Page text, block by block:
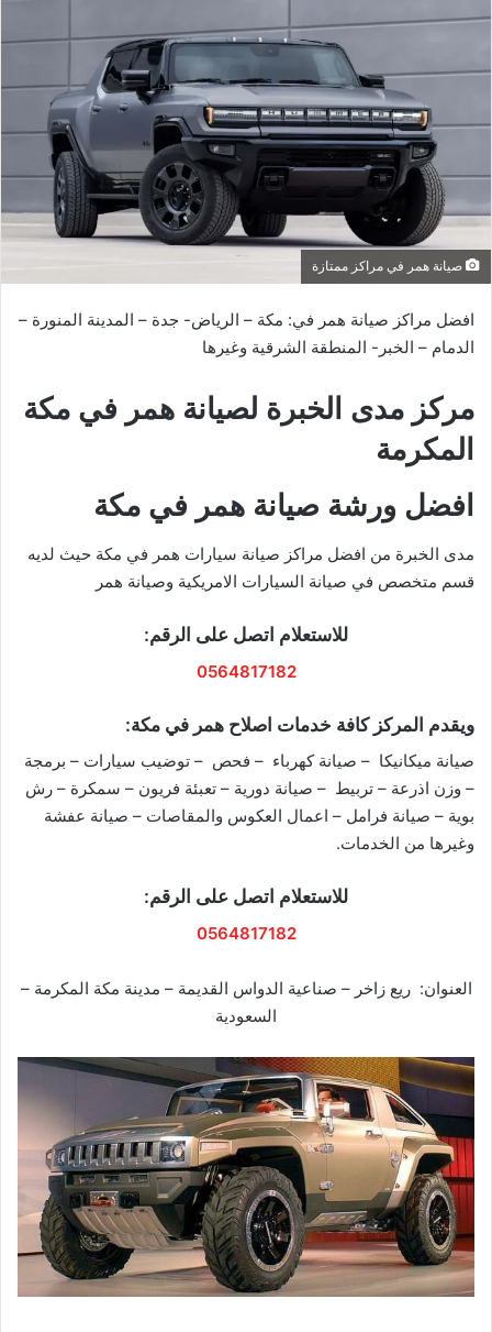
صيانة همر في مراكز ممتازة
افضل مراكز صيانة همر في: مكة – الرياض- جدة – المدينة المنورة –
الدمام – الخبر- المنطقة الشرقية وغيرها
مركز مدى الخبرة لصيانة همر في مكة
المكرمة
افضل ورشة صيانة همر في مكة
مدى الخبرة من افضل مراكز صيانة سيارات همر في مكة حيث لديه
قسم متخصص في صيانة السيارات الامريكية وصيانة همر
للاستعلام اتصل على الرقم:
0564817182
ويقدم المركز كافة خدمات اصلاح همر في مكة:
صيانة ميكانيكا – صيانة كهرباء – فحص – توضيب سيارات – برمجة
– وزن اذرعة – تربيط – صيانة دورية – تعبئة فريون – سمكرة – رش
بوية – صيانة فرامل – اعمال العكوس والمقاصات – صيانة عفشة
وغيرها من الخدمات.
للاستعلام اتصل على الرقم:
0564817182
العنوان: ريع زاخر – صناعية الدواس القديمة – مدينة مكة المكرمة –
السعودية